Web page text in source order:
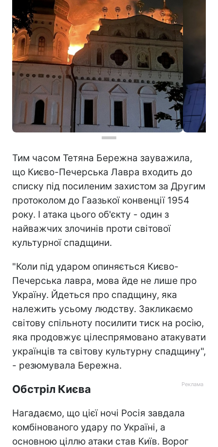
Тим часом Тетяна Бережна зауважила,
що Києво-Печерська Лавра входить до
списку під посиленим захистом за Другим
протоколом до Гаазької конвенції 1954
року. І атака цього об'єкту - один з
найважчих злочинів проти світової
культурної спадщини.
"Коли під ударом опиняється Києво-
Печерська лавра, мова йде не лише про
Україну. Йдеться про спадщину, яка
належить усьому людству. Закликаємо
світову спільноту посилити тиск на росію,
яка продовжує цілеспрямовано атакувати
українців та світову культурну спадщину",
- резюмувала Бережна.
Обстріл Києва
Нагадаємо, що цієї ночі Росія завдала
комбінованого удару по Україні, а
основною ціллю атаки став Київ. Ворог